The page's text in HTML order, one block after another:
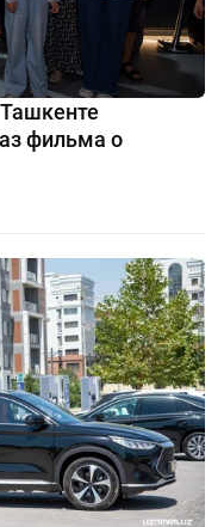
Ташкенте
фильма о